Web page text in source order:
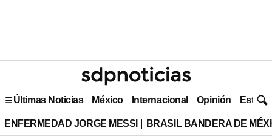
Últimas Noticias México Internacional Opinión Estilo
ENFERMEDAD JORGE MESSI BRASIL BANDERA DE